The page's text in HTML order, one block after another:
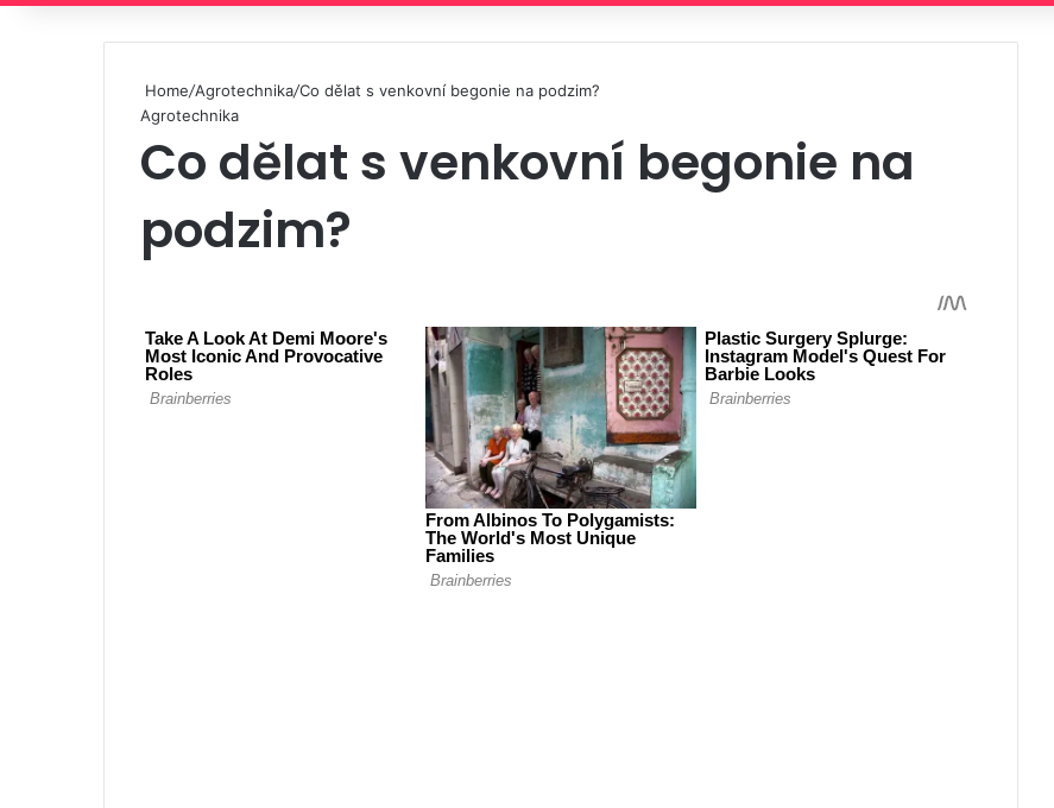
for
Home/Agrotechnika/Co dělat s venkovní begonie na podzim?
Agrotechnika
Co dělat s venkovní begonie na
podzim?